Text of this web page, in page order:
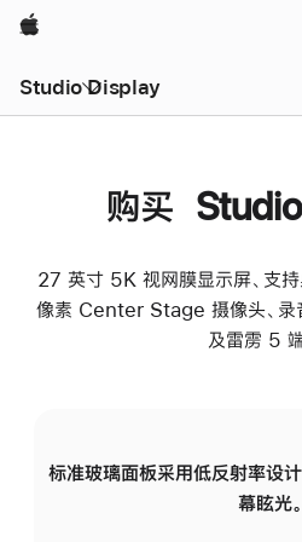
Apple
Studio Display
购买
27 英寸 5K 视网膜显示屏、支
像素 Center Stage 摄像头、录
及雷雳 5 端
标准玻璃面板采用低反射率设
幕眩光。